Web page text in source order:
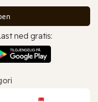
ned gratis: